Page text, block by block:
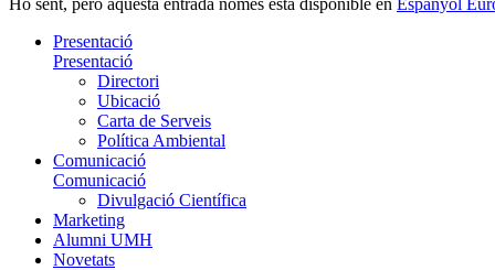
Presentació
Presentació
Directori
Ubicació
Carta de Serveis
Política Ambiental
Comunicació
Comunicació
Divulgació Científica
Marketing
Alumni UMH
Novetats